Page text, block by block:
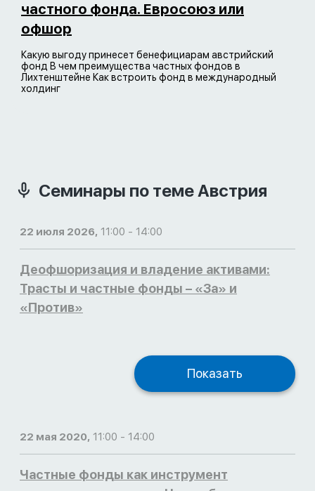
частного фонда. Евросоюз или
офшор
Какую выгоду принесет бенефициарам австрийский
фонд В чем преимущества частных фондов в
Лихтенштейне Как встроить фонд в международный
холдинг
Семинары по теме Австрия
22 июля 2026, 11:00 - 14:00
Деофшоризация и владение активами:
Трасты и частные фонды – «За» и
«Против»
Показать
22 мая 2020, 11:00 - 14:00
Частные фонды как инструмент